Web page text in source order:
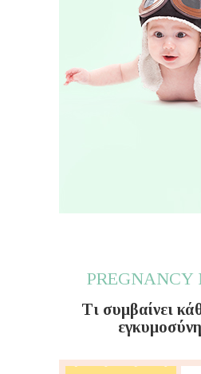
PREGNANCY
Τι συμβαίνει